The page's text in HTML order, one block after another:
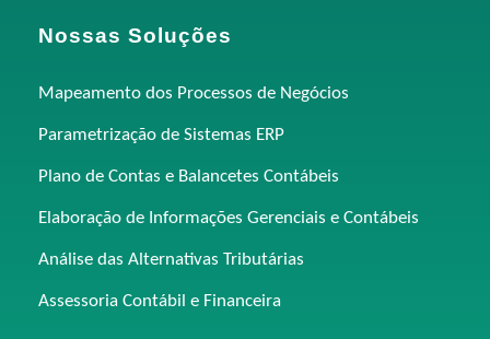
Nossas Soluções
Mapeamento dos Processos de Negócios
Parametrização de Sistemas ERP
Plano de Contas e Balancetes Contábeis
Elaboração de Informações Gerenciais e Contábeis
Análise das Alternativas Tributárias
Assessoria Contábil e Financeira